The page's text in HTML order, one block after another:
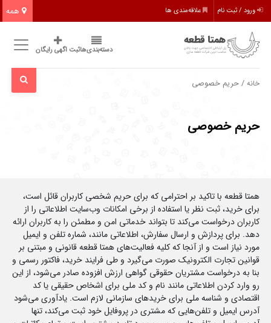
همه ورود / ثبت نام علاقه‌مندی ها
دسته‌بندی‌هاثبت اگهی رایگان
خانه / حریم خصوصی
حریم خصوصی
همتا قطعه با تاکید بر احترامی که برای حریم شخصی کاربران قائل است،
برای خرید، ثبت نظر یا استفاده از برخی امکانات وب‌سایت اطلاعاتی را از
کاربران درخواست می‌کند تا بتواند خدماتی امن و مطمئن را به کاربران ارائه
دهد. برای پردازش و ارسال سفارش، اطلاعاتی مانند، شماره تلفن و ایمیل
مورد نیاز است و از آنجا که کلیه فعالیت‌های همتا قطعه قانونی و مبتنی بر
قوانین تجارت الکترونیک صورت می‌گیرد و طی فرایند خرید، فاکتور رسمی و
بنا به درخواست مشتریان حقوقی گواهی ارزش افزوده صادر می‌شود، از این
رو وارد کردن اطلاعاتی مانند نام و کد ملی برای اشخاص حقیقی یا کد
اقتصادی و شناسه ملی برای خریدهای سازمانی لازم است. یادآوری می‌شود
آدرس ایمیل و تلفن‌هایی که مشتری در پروفایل خود ثبت می‌کند، تنها